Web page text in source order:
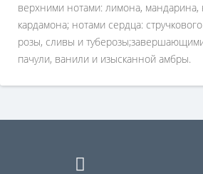
верхними нотами: лимона, мандарина,
кардамона; нотами сердца:
розы, сливы и
пачули, ванили и изысканной амбры.